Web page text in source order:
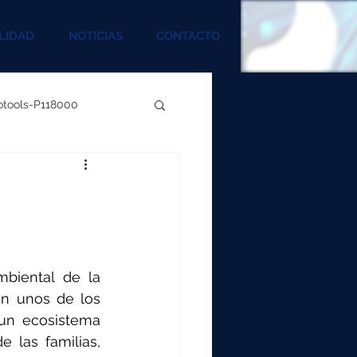
NOTICIAS CONTACTO
P118000
de la
unos de los
ecosistema
las familias,